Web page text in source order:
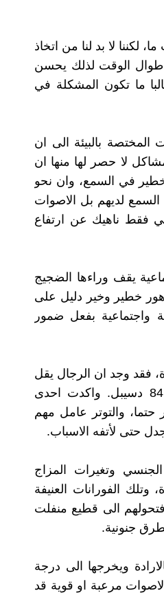
لا بد لنا من اتخاذ
طوال الوقت لذلك يحسن
ما تكون المشكلة في
بالبيئة الى ان
لا حصر لها منها ان
خطير في السمع، وان نحو
لديهم بل الاصوات
فقط ناهيك عن ارتفاع
يقف وراءها الضجيج
خطير وخير دليل على
واجتماعية بفعل ضمور
فقد وجد ان الرجال يقل
تجاذبهم مع النساء اذا ارتفعت شدة الصوت اكثر من 84 دسيبل. واكدت احدى
حتما، والتوتر عامل مهم
حتى لأتفه الاسباب.
وتغيرات المزاج
وتلك الفورانات العنيفة
الى قطيع منفلت
جنونية.
ويخرجها الى درجة
مرعبة او قوية قد